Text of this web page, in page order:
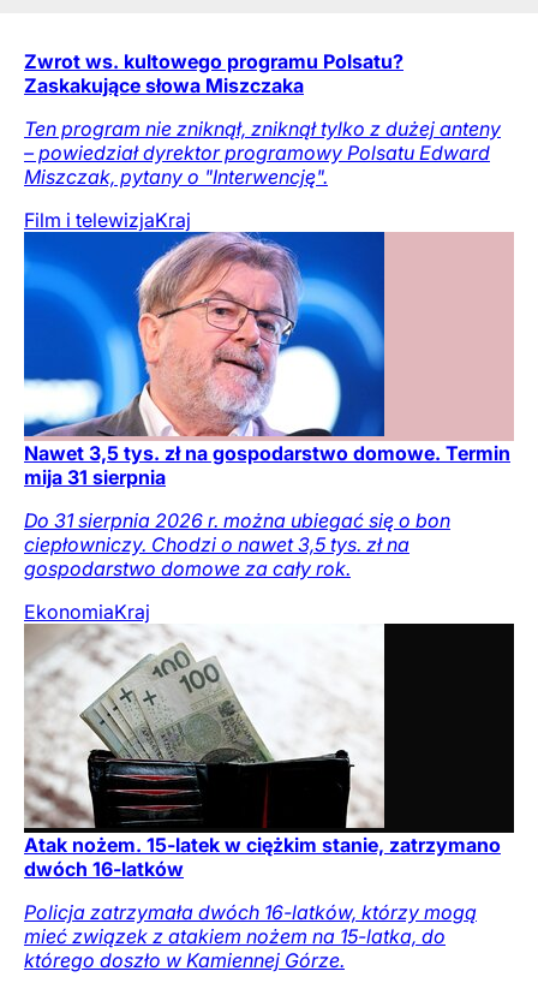
Zwrot ws. kultowego programu Polsatu?
Zaskakujące słowa Miszczaka
Ten program nie zniknął, zniknął tylko z dużej anteny
– powiedział dyrektor programowy Polsatu Edward
Miszczak, pytany o "Interwencję".
Film i telewizjaKraj
Nawet 3,5 tys. zł na gospodarstwo domowe. Termin
mija 31 sierpnia
Do 31 sierpnia 2026 r. można ubiegać się o bon
ciepłowniczy. Chodzi o nawet 3,5 tys. zł na
gospodarstwo domowe za cały rok.
EkonomiaKraj
Atak nożem. 15-latek w ciężkim stanie, zatrzymano
dwóch 16-latków
Policja zatrzymała dwóch 16-latków, którzy mogą
mieć związek z atakiem nożem na 15-latka, do
którego doszło w Kamiennej Górze.